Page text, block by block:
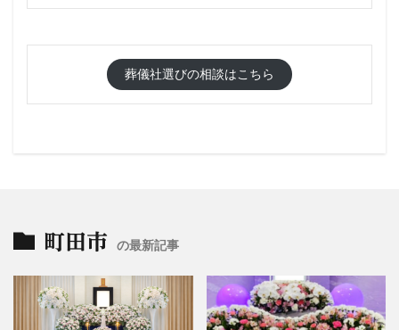
葬儀社選びの相談はこちら
町田市 の最新記事